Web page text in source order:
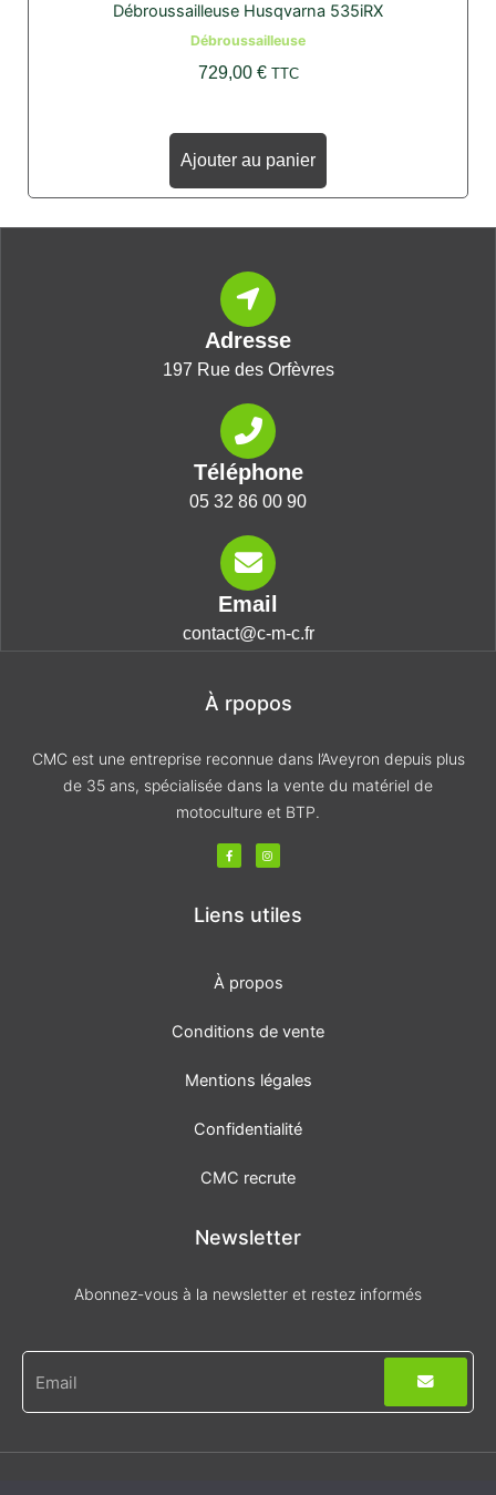
Débroussailleuse Husqvarna 535iRX
Débroussailleuse
729,00 € TTC
Ajouter au panier
Adresse
197 Rue des Orfèvres
Téléphone
05 32 86 00 90
Email
contact@c-m-c.fr
À rpopos
CMC est une entreprise reconnue dans l’Aveyron depuis plus
de 35 ans, spécialisée dans la vente du matériel de
motoculture et BTP.
F
a
c
o
k
I
n
s
r
a
Liens utiles
À propos
Conditions de vente
Mentions légales
Confidentialité
CMC recrute
Newsletter
Abonnez-vous à la newsletter et restez informés
mail
Envoyer